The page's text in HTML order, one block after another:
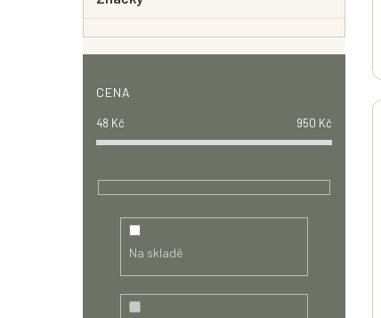
CENA
48 Kč 950 Kč
Na skladě